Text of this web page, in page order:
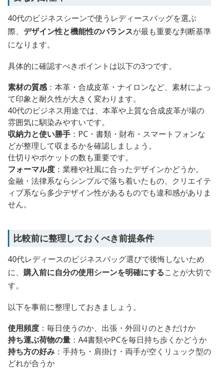
40代のビジネスシーンで使うレディースバッグを選ぶ
際、 デザイン性と機能性のバランスが最も重要な判断基準
になります。
具体的に確認すべきポイントは以下の3つです。
素材の質感：本革・合成皮革・ナイロンなど、素材によっ
て印象と耐久性が大きく変わります。
40代のビジネス用途では、本革や上質な合成皮革が場の
雰囲気に馴染みやすいです。
収納力と使い勝手 ：PC・書類・財布・スマートフォンな
どが整理して収まるかを確認しましょう。
仕切りやポケットの数も重要です。
フォーマル度 ：業種や社風に合ったデザインかどうか。
金融・法律系ならシンプルで落ち着いたもの、クリエイテ
ィブ系なら多少デザイン性があるものでも違和感がありま
せん。
比較前に整理しておくべき前提条件
40代レディースのビジネスバッグ選びで後悔しないため
に、 購入前に自分の使用シーンを明確にすることが大切で
す。
以下を事前に整理しておきましょう。
使用頻度 ：毎日使うのか、出張・外回りのときだけか
持ち運ぶ荷物の量 ：A4書類やPCを毎日持ち歩くかどうか
持ち方の好み ：手持ち・肩掛け・両手が空くリュック型の
どれが合うか